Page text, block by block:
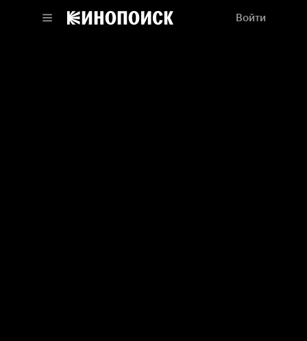
Войти